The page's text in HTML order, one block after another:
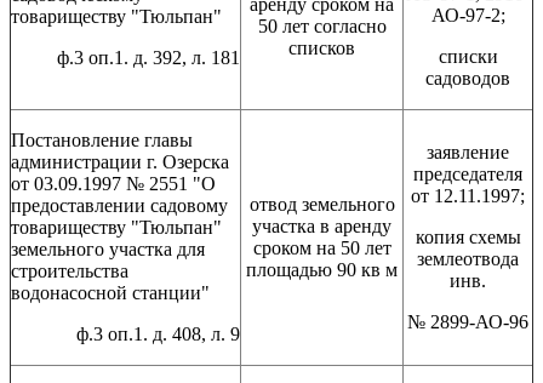
товариществу "Тюльпан"
ф.3 оп.1. д. 392, л. 181
50 лет согласно
списков
АО-97-2;
списки
садоводов
Постановление главы
администрации г. Озерска
от 03.09.1997 № 2551 "О
предоставлении садовому
товариществу "Тюльпан"
земельного участка для
строительства
водонасосной станции"
ф.3 оп.1. д. 408, л. 9
отвод земельного
участка в аренду
сроком на 50 лет
площадью 90 кв м
заявление
председателя
от 12.11.1997;
копия схемы
землеотвода
инв.
№ 2899-АО-96